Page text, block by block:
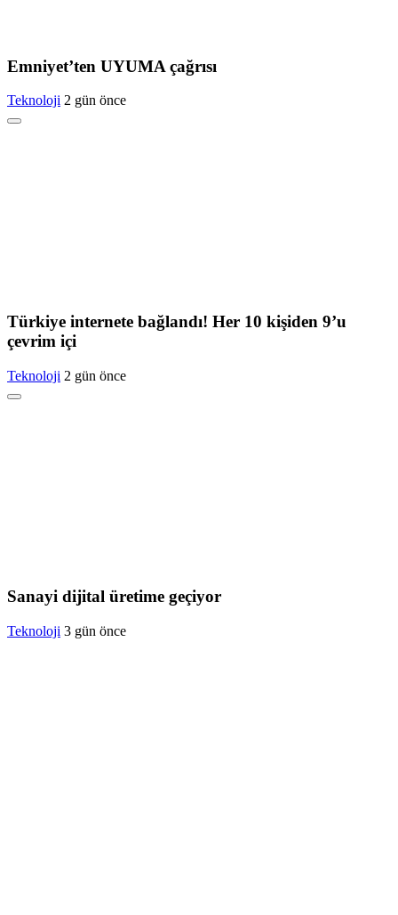
Emniyet’ten UYUMA çağrısı
Teknoloji 2 gün önce
Türkiye internete bağlandı! Her 10 kişiden 9’u
çevrim içi
Teknoloji 2 gün önce
Sanayi dijital üretime geçiyor
Teknoloji 3 gün önce